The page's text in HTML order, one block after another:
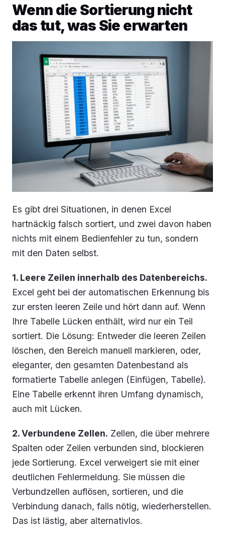
Wenn die Sortierung nicht
das tut, was Sie erwarten
Es gibt drei Situationen, in denen Excel
hartnäckig falsch sortiert, und zwei davon haben
nichts mit einem Bedienfehler zu tun, sondern
mit den Daten selbst.
1. Leere Zeilen innerhalb des Datenbereichs.
Excel geht bei der automatischen Erkennung bis
zur ersten leeren Zeile und hört dann auf. Wenn
Ihre Tabelle Lücken enthält, wird nur ein Teil
sortiert. Die Lösung: Entweder die leeren Zeilen
löschen, den Bereich manuell markieren, oder,
eleganter, den gesamten Datenbestand als
formatierte Tabelle anlegen (Einfügen, Tabelle).
Eine Tabelle erkennt ihren Umfang dynamisch,
auch mit Lücken.
2. Verbundene Zellen. Zellen, die über mehrere
Spalten oder Zeilen verbunden sind, blockieren
jede Sortierung. Excel verweigert sie mit einer
deutlichen Fehlermeldung. Sie müssen die
Verbundzellen auflösen, sortieren, und die
Verbindung danach, falls nötig, wiederherstellen.
Das ist lästig, aber alternativlos.